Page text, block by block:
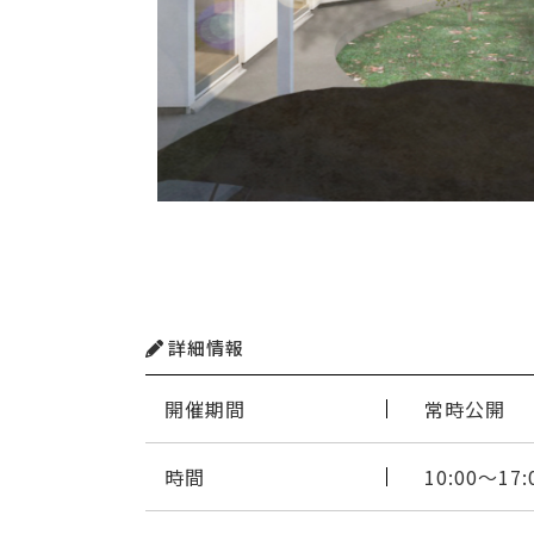
詳細情報
開催期間 常時公開
時間 10:00〜